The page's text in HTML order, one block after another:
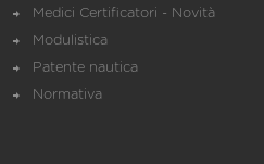
Medici Certificatori - Novità
Modulistica
Patente nautica
Normativa